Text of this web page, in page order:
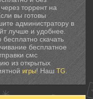
торрент на
вы готовы
администратору в
лучше и удобнее.
скачать
бесплатное
смс
из открытых
игры! Наш TG.